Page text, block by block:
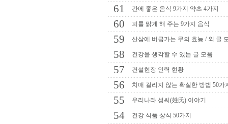
61 간에 좋은 음식 9가지 약초 4가지
60 피를 맑게 해 주는 9가지 음식
59 산삼에 버금가는 무의 효능 / 외 글
58 건강을 생각할 수 있는 글 모음
57 건설현장 인력 현황
56 치매 걸리지 않는 확실한 방법 50가
55 우리나라 성씨(姓氏) 이야기
54 건강 식품 상식 50가지